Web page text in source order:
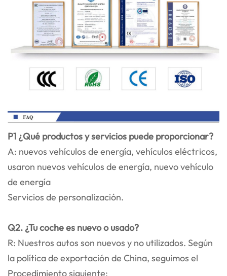
P1 ¿Qué productos y servicios puede proporcionar?
A: nuevos vehículos de energía, vehículos eléctricos,
usaron nuevos vehículos de energía, nuevo vehículo
de energía
Servicios de personalización.
Q2. ¿Tu coche es nuevo o usado?
R: Nuestros autos son nuevos y no utilizados. Según
la política de exportación de China, seguimos el
Procedimiento siguiente: